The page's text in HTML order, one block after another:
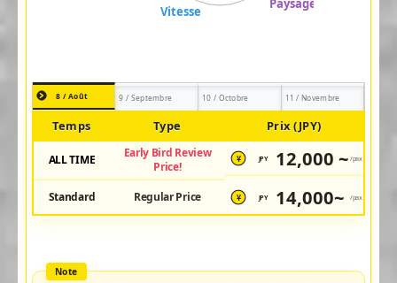
8 / Août 9 / Septembre 10 / Octobre 11 / Novembre
Temps Type Prix (JPY)
ALL TIME
Early Bird Review
Price!
¥ JPY 12,000 ~ /pax
Standard Regular Price ¥ JPY 14,000~ /pax